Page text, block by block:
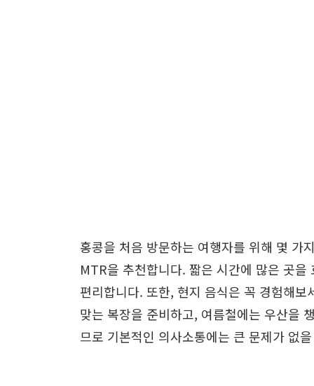
홍콩을 처음 방문하는 여행자를 위해 몇 가
MTR을 추천합니다. 짧은 시간에 많은 곳
편리합니다. 또한, 현지 음식은 꼭 경험해
맞는 복장을 준비하고, 여름철에는 우산을
므로 기본적인 의사소통에는 큰 문제가 없